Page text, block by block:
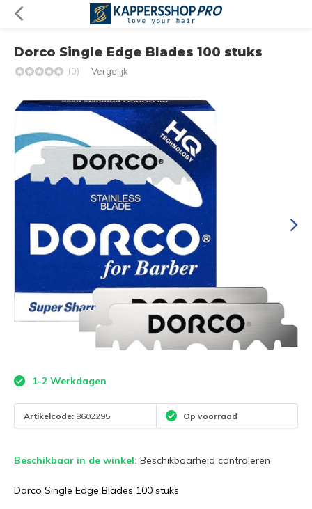
Dorco Single Edge Blades 100 stuks
(0) Vergelijk
1-2 Werkdagen
Artikelcode: 8602295 Op voorraad
Beschikbaar in de winkel: Beschikbaarheid controleren
Dorco Single Edge Blades 100 stuks